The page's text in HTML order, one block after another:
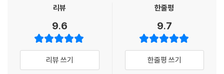
리뷰
9.6
리뷰 쓰기
한줄평
9.7
한줄평 쓰기